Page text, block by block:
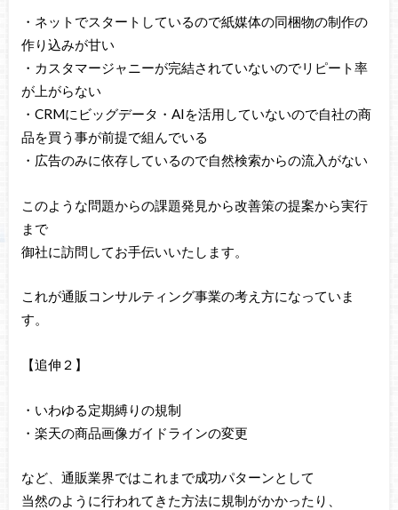
・ネットでスタートしているので紙媒体の同梱物の制作の
作り込みが甘い
・カスタマージャニーが完結されていないのでリピート率
が上がらない
・CRMにビッグデータ・AIを活用していないので自社の商
品を買う事が前提で組んでいる
・広告のみに依存しているので自然検索からの流入がない
このような問題からの課題発見から改善策の提案から実行
まで
御社に訪問してお手伝いいたします。
これが通販コンサルティング事業の考え方になっていま
す。
【追伸２】
・いわゆる定期縛りの規制
・楽天の商品画像ガイドラインの変更
など、通販業界ではこれまで成功パターンとして
当然のように行われてきた方法に規制がかかったり、